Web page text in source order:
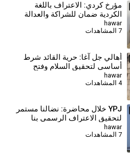
⁣مؤرخ كردي: الاعتراف باللغة
الكردية ضمان للشراكة والعدالة
في سوريا الجديدة
hawar
7 المشاهدات
⁣أهالي جل آغا: حرية القائد شرط
أساسي لتحقيق السلام وفتح
مسار العدالة
hawar
4 المشاهدات
YPJ خلال محاضرة: نضالنا مستمر
لتحقيق الاعتراف الرسمي بنا
hawar